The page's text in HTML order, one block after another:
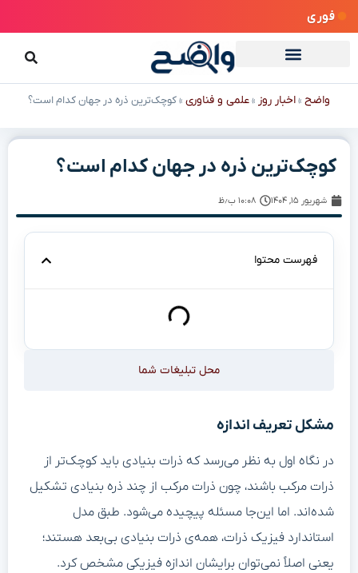
فوری
واضح »اخبار روز »علمی و فناوری »کوچک‌ترین ذره در جهان کدام است؟
کوچک‌ترین ذره در جهان کدام است؟
شهریور ۱۵, ۱۴۰۴ ۱۰:۰۸ ب٫ظ
فهرست محتوا
محل تبلیغات شما
مشکل تعریف اندازه
در نگاه اول به نظر می‌رسد که ذرات بنیادی باید کوچک‌تر از
ذرات مرکب باشند، چون ذرات مرکب از چند ذره بنیادی تشکیل
شده‌اند. اما این‌جا مسئله پیچیده می‌شود. طبق مدل
استاندارد فیزیک ذرات، همه‌ی ذرات بنیادی بی‌بعد هستند؛
یعنی اصلاً نمی‌توان برایشان اندازه فیزیکی مشخص کرد.